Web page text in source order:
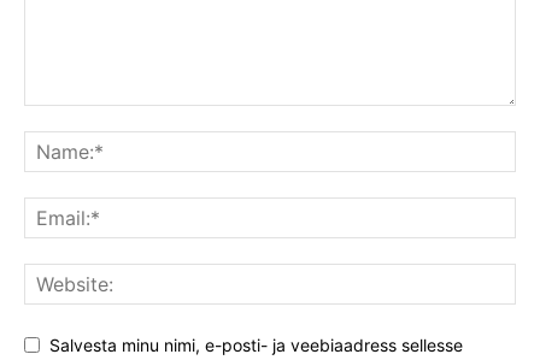
Salvesta minu nimi, e-posti- ja veebiaadress sellesse